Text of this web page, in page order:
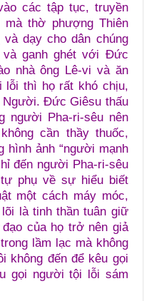
các tập tục, truyền
thờ phượng Thiên
dạy cho dân chúng
ganh ghét với Đức
nhà ông Lê-vi và ăn
lỗi thì họ rất khó chịu,
Đức Giêsu thấu
người Pha-ri-sêu nên
cần thầy thuốc,
hình ảnh “người mạnh
đến người Pha-ri-sêu
phụ về sự hiểu biết
một cách máy móc,
là tinh thần tuân giữ
của họ trở nên giả
lầm lạc mà không
không đến để kêu gọi
gọi người tội lỗi sám